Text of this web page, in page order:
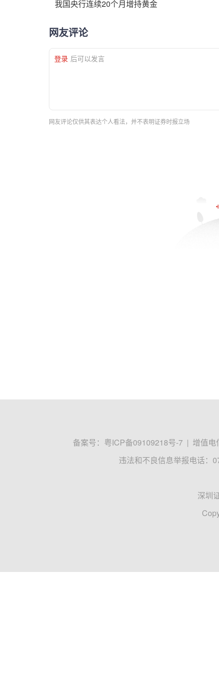
我国央行连续20个月增持黄金
网友评论
登录 后可以发言
网友评论仅供其表达个人看法，并不表明证券时报立场
备案号： 粤ICP备09109218号-7 | 增值电
违法和不良信息举报电话：
深圳